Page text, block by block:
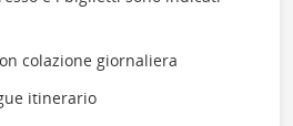
colazione giornaliera
itinerario